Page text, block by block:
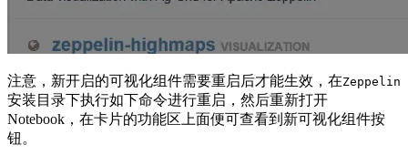
注意，新开启的可视化组件需要重启后才能生效，在Zeppelin
安装目录下执行如下命令进行重启，然后重新打开
Notebook，在卡片的功能区上面便可查看到新可视化组件按
钮。